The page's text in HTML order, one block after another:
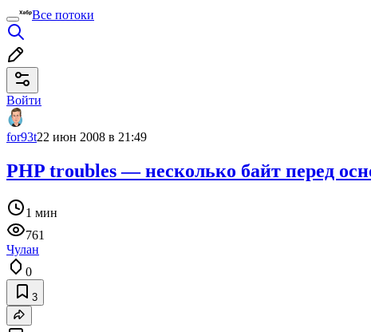
Все потоки
Войти
for93t22 июн 2008 в 21:49
PHP troubles — несколько байт перед
1 мин
761
Чулан
0
3